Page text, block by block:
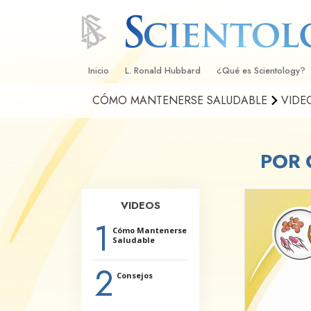
Inicio L. Ronald Hubbard ¿Qué es Scientology?
Creencias y Prácticas
Qué dicen los
Scientology
Conoce a un
Dentro de una Iglesia
Los Principios Básicos
Una Introducción a
CÓMO MANTENERSE SALUDABLE
POR
VIDEOS
1
Cómo Mantenerse
Saludable
2 Consejos